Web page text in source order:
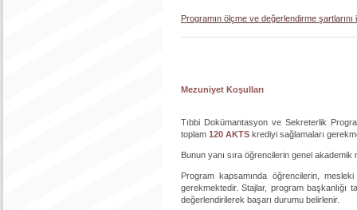
Programın ölçme ve değerlendirme
Mezuniyet Koşulları
Tıbbi Dokümantasyon ve Sekreterlik
toplam 120 AKTS krediyi sağlamaları
Bunun yanı sıra öğrencilerin genel
Program kapsamında öğrencilerin,
gerekmektedir. Stajlar, program başkanlığı
değerlendirilerek başarı durumu belirlenir.